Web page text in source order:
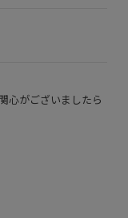
心がございましたら